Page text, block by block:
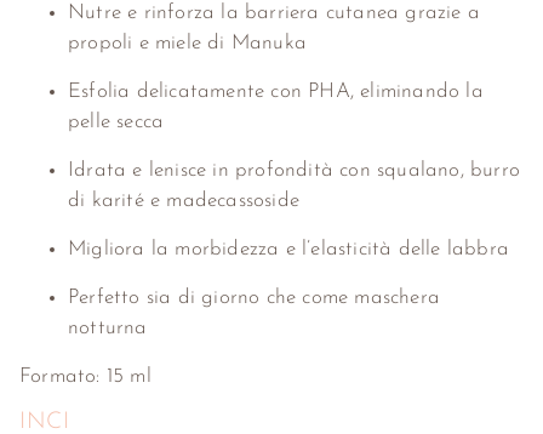
Nutre e rinforza la barriera cutanea grazie a
propoli e miele di Manuka
Esfolia delicatamente con PHA, eliminando la
pelle secca
Idrata e lenisce in profondità con squalano, burro
di karité e madecassoside
Migliora la morbidezza e l’elasticità delle labbra
Perfetto sia di giorno che come maschera
notturna
Formato: 15 ml
INCI